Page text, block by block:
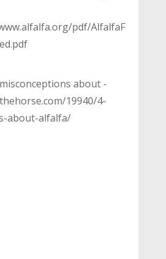
pdf/AlfalfaF
about -
19940/4-
about-alfalfa/